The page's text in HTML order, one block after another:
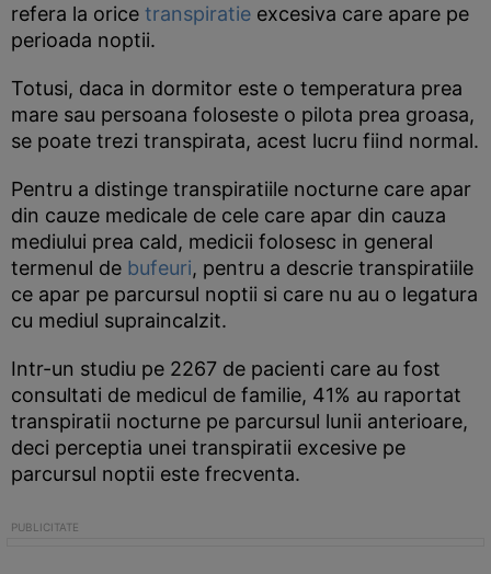
refera la orice transpiratie excesiva care apare pe
perioada noptii.
Totusi, daca in dormitor este o temperatura prea
mare sau persoana foloseste o pilota prea groasa,
se poate trezi transpirata, acest lucru fiind normal.
Pentru a distinge transpiratiile nocturne care apar
din cauze medicale de cele care apar din cauza
mediului prea cald, medicii folosesc in general
termenul de bufeuri, pentru a descrie transpiratiile
ce apar pe parcursul noptii si care nu au o legatura
cu mediul supraincalzit.
Intr-un studiu pe 2267 de pacienti care au fost
consultati de medicul de familie, 41% au raportat
transpiratii nocturne pe parcursul lunii anterioare,
deci perceptia unei transpiratii excesive pe
parcursul noptii este frecventa.